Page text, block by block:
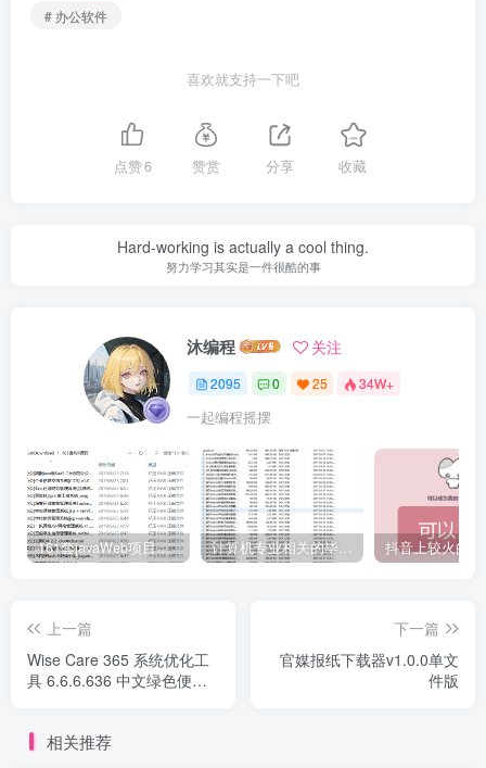
# 办公软件
喜欢就支持一下吧
点赞6 赞赏 分享 收藏
Hard-working is actually a cool thing.
努力学习其实是一件很酷的事
沐编程 关注
2095 0 25 34W+
一起编程摇摆
161套javaWeb项目源码免费分享 计算机专业相关的毕业设计论文合集免费下载
上一篇
Wise Care 365 系统优化工
具 6.6.6.636 中文绿色便携
下一篇
官媒报纸下载器v1.0.0单文
件版
相关推荐